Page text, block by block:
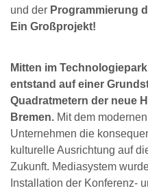
und der Programmierung
Ein Großprojekt!
Mitten im
entstand auf einer
Quadratmetern der neue
Bremen. Mit dem
Unternehmen die
kulturelle Ausrichtung auf
Zukunft. Mediasystem
Installation der Konferenz-